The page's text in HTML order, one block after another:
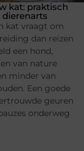
kat: praktisch
dierenarts
kat vraagt om
dan reizen
een hond,
van nature
minder van
Een goede
geuren
onderweg